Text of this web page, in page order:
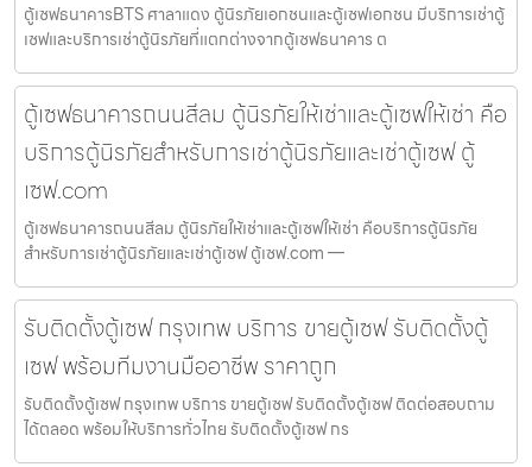
ตู้เซฟธนาคารBTS ศาลาแดง ตู้นิรภัยเอกชนและตู้เซฟเอกชน มีบริการเช่าตู้
เซฟและบริการเช่าตู้นิรภัยที่แตกต่างจากตู้เซฟธนาคาร ต
ตู้เซฟธนาคารถนนสีลม ตู้นิรภัยให้เช่าและตู้เซฟให้เช่า คือ
บริการตู้นิรภัยสำหรับการเช่าตู้นิรภัยและเช่าตู้เซฟ ตู้
เซฟ.com
ตู้เซฟธนาคารถนนสีลม ตู้นิรภัยให้เช่าและตู้เซฟให้เช่า คือบริการตู้นิรภัย
สำหรับการเช่าตู้นิรภัยและเช่าตู้เซฟ ตู้เซฟ.com —
รับติดตั้งตู้เซฟ กรุงเทพ บริการ ขายตู้เซฟ รับติดตั้งตู้
เซฟ พร้อมทีมงานมืออาชีพ ราคาถูก
รับติดตั้งตู้เซฟ กรุงเทพ บริการ ขายตู้เซฟ รับติดตั้งตู้เซฟ ติดต่อสอบถาม
ได้ตลอด พร้อมให้บริการทั่วไทย รับติดตั้งตู้เซฟ กร